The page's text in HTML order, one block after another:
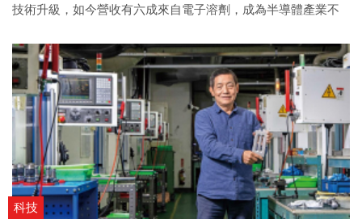
技術升級，如今營收有六成來自電子溶劑，成為半導體產業不
科技